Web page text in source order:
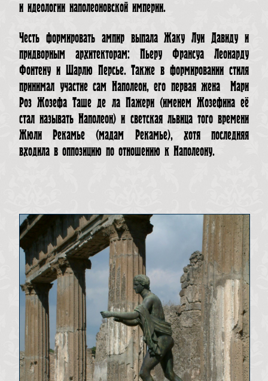
и идеологии наполеоновской империи.
Честь формировать ампир выпала Жаку Луи Давиду и
придворным архитекторам: Пьеру Франсуа Леонарду
Фонтену и Шарлю Персье. Также в формировании стиля
принимал участие сам Наполеон, его первая жена Мари
Роз Жозефа Таше де ла Пажери (именем Жозефина её
стал называть Наполеон) и светская львица того времени
Жюли Рекамье (мадам Рекамье), хотя последняя
входила в оппозицию по отношению к Наполеону.